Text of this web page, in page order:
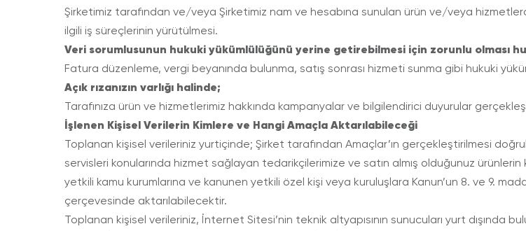
Şirketimiz tarafından ve/veya Şirketimiz nam ve hesabına sunulan ürün ve/veya
ilgili iş süreçlerinin yürütülmesi.
Veri sorumlusunun hukuki yükümlülüğünü yerine getirebilmesi için zorunlu olması
Fatura düzenleme, vergi beyanında bulunma, satış sonrası hizmeti sunma gibi hukuki
Açık rızanızın varlığı halinde;
Tarafınıza ürün ve hizmetlerimiz hakkında kampanyalar ve bilgilendirici duyurular
İşlenen Kişisel Verilerin Kimlere ve Hangi Amaçla Aktarılabileceği
Toplanan kişisel verileriniz yurtiçinde; Şirket tarafından Amaçlar’ın gerçekleştirilmesi
servisleri konularında hizmet sağlayan tedarikçilerimize ve satın almış olduğunuz
yetkili kamu kurumlarına ve kanunen yetkili özel kişi veya kuruluşlara Kanun’un 8. ve 9.
çerçevesinde aktarılabilecektir.
Toplanan kişisel verileriniz, İnternet Sitesi’nin teknik altyapısının sunucuları yurt dışında